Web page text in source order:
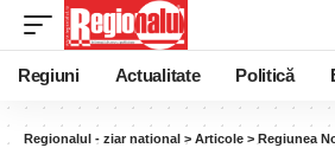
Regiuni Actualitate Politică
Regionalul - ziar national > Articole > Regiunea